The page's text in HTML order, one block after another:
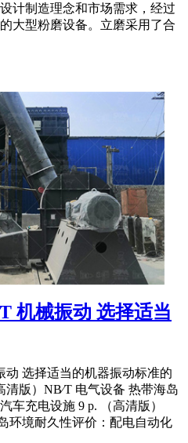
计制造理念和市场需求，经过
大型粉磨设备。立磨采用了合
机械振动 选择适当
动 选择适当的机器振动标准的
清版）NB∕T 电气设备 热带海岛
车充电设施 9 p. （高清版）
环境耐久性评价：配电自动化